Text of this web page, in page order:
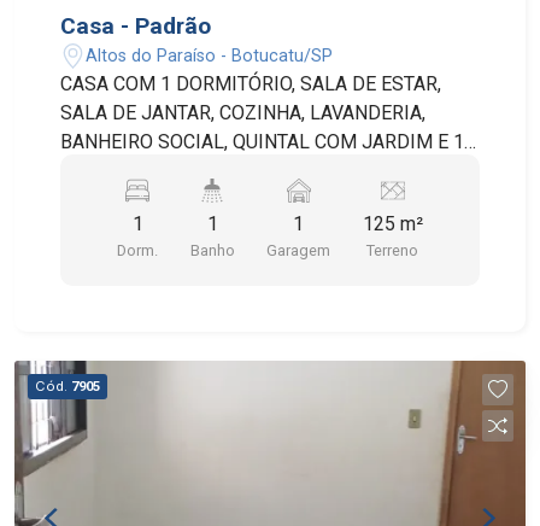
ESCOLAS E LAZER DA CIDADE. A
PROPRIEDADE OFERECE O EQUILÍBRIO ENTRE
TRANQUILIDADE RESIDENCIAL E ACESSO
FACILITADO ÀS CONVENIÊNCIAS URBANAS.
Casa - Padrão
Altos do Paraíso - Botucatu/SP
CASA COM 1 DORMITÓRIO, SALA DE ESTAR,
SALA DE JANTAR, COZINHA, LAVANDERIA,
BANHEIRO SOCIAL, QUINTAL COM JARDIM E 1
5 METROS DE FRENTE POR 25 METROS DE
1
Dorm.
1
Banho
1
Garagem
125 m²
Terreno
Cód. 7905